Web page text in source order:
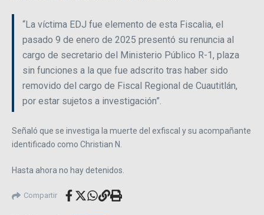
“La víctima EDJ fue elemento de esta Fiscalia, el
pasado 9 de enero de 2025 presentó su renuncia al
cargo de secretario del Ministerio Público R-1, plaza
sin funciones a la que fue adscrito tras haber sido
removido del cargo de Fiscal Regional de Cuautitlán,
por estar sujetos a investigación”.
Señaló que se investiga la muerte del exfiscal y su acompañante
identificado como Christian N.
Hasta ahora no hay detenidos.
Compartir